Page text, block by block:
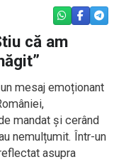
WHATSAPP
că am
mesaj emoționant
mandat și cerând
nemulțumit. Într-un
asupra